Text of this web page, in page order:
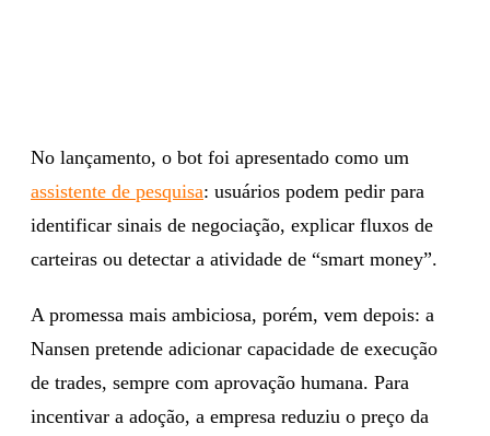
No lançamento, o bot foi apresentado como um
assistente de pesquisa: usuários podem pedir para
identificar sinais de negociação, explicar fluxos de
carteiras ou detectar a atividade de “smart money”.
A promessa mais ambiciosa, porém, vem depois: a
Nansen pretende adicionar capacidade de execução
de trades, sempre com aprovação humana. Para
incentivar a adoção, a empresa reduziu o preço da